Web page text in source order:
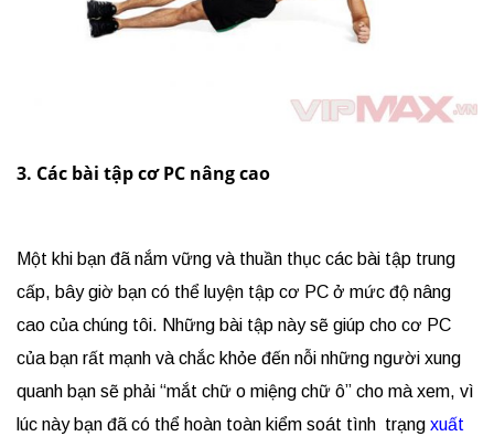
3. Các bài tập cơ PC nâng cao
Một khi bạn đã nắm vững và thuần thục các bài tập trung
cấp, bây giờ bạn có thể luyện tập cơ PC ở mức độ nâng
cao của chúng tôi. Những bài tập này sẽ giúp cho cơ PC
của bạn rất mạnh và chắc khỏe đến nỗi những người xung
quanh bạn sẽ phải “mắt chữ o miệng chữ ô” cho mà xem, vì
lúc này bạn đã có thể hoàn toàn kiểm soát tình trạng xuất